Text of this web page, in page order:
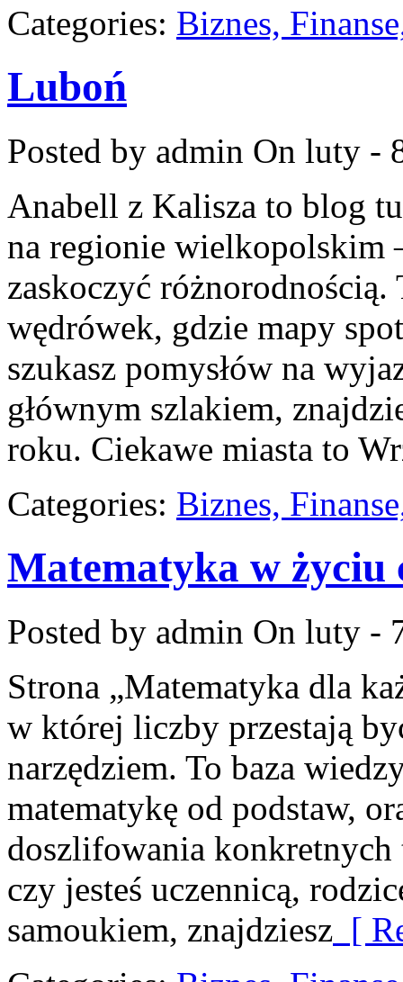
Categories: Biznes,
Luboń
Posted by admin On luty -
Anabell z Kalisza to blog
na regionie wielkopolskim
zaskoczyć
wędrówek, gdzie mapy
szukasz pomysłów na
głównym szlakiem,
roku. Ciekawe miasta to
Categories: Biznes,
Matematyka w życiu
Posted by admin On luty -
Strona „Matematyka dla
w której liczby przestają
narzędziem. To baza
matematykę od podstaw,
doszlifowania konkretnych
czy jesteś uczennicą,
samoukiem, znajdziesz [